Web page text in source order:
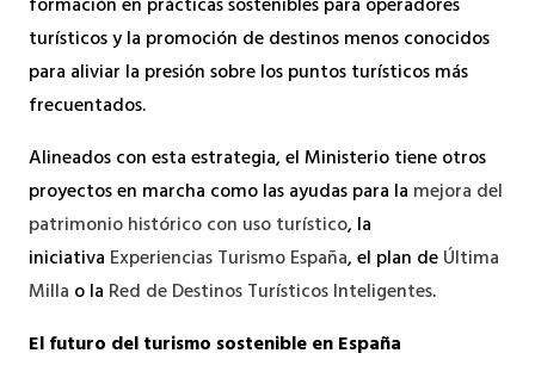
turísticos y la promoción de destinos menos conocidos
para aliviar la presión sobre los puntos turísticos más
frecuentados.
Alineados con esta estrategia, el Ministerio tiene otros
proyectos en marcha como las ayudas para la mejora del
patrimonio histórico con uso turístico, la
iniciativa Experiencias Turismo España, el plan deÚltima
Milla o la Red de Destinos Turísticos Inteligentes.
El futuro del turismo sostenible en España